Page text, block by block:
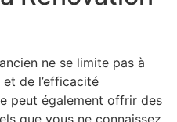
ne se limite pas à
de l’efficacité
peut également offrir des